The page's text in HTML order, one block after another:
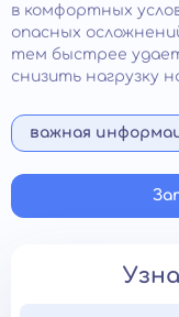
в комфортных
опасных
тем быстрее
снизить нагрузку
важная